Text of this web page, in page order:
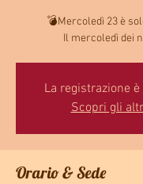
💣Mercoledì 23 è
Il mercoledì dei
La registrazione
Scopri gli
Orario & Sede